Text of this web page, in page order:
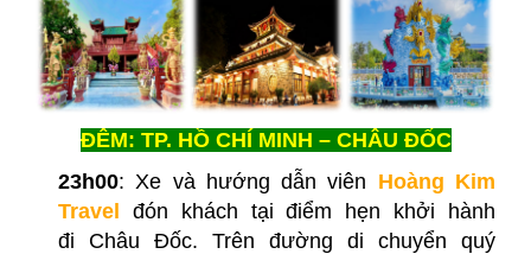
ĐÊM: TP. HỒ CHÍ MINH – CHÂU ĐỐC
23h00: Xe và hướng dẫn viên Hoàng Kim
Travel đón khách tại điểm hẹn khởi hành
đi Châu Đốc. Trên đường di chuyển quý